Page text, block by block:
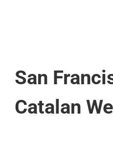
San
Catalan